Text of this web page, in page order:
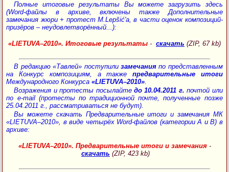
Полные итоговые результаты Вы можете загрузить здесь
(Word-файлы в архиве, включены также Дополнительные
замечания жюри + протест M.Lepšić'а, в части оценок композиций-
призёров – неудовлетворённый...):
«LIETUVA–2010». Итоговые результаты - скачать (ZIP, 67 kb)
В редакцию «Тавлей» поступили замечанияпо представленным
на Конкурс композициям, а также предварительные итоги
Международного Конкурса«LIETUVA–2010».
Возражения и протесты посылайте до 10.04.2011 г. почтой или
по e-mail (протесты по традиционной почте, полученные позже
25.04.2011 г., рассматриваться не будут).
Вы можете скачать Предварительные итоги и замечания МК
«LIETUVA–2010», в виде четырёх Word-файлов (категории A и B) в
архиве:
«LIETUVA–2010». Предварительные итоги и замечания-
скачать (ZIP, 423 kb)